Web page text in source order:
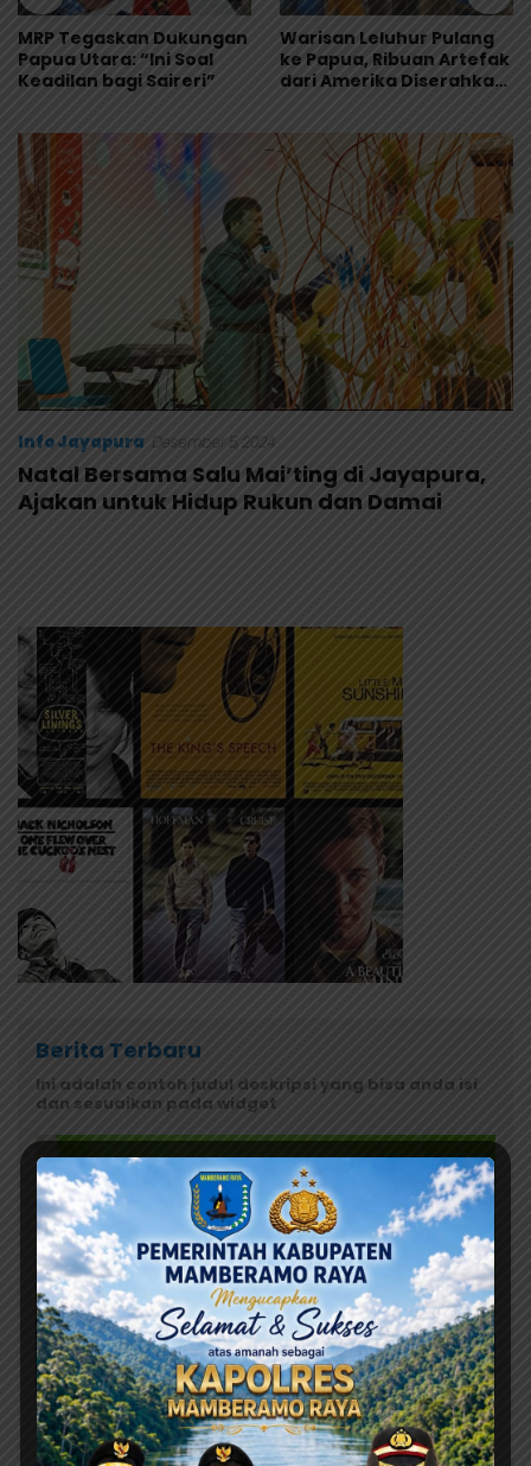
MRP Tegaskan Dukungan
Papua Utara: “Ini Soal
Keadilan bagi Saireri”
Warisan Leluhur Pulang
ke Papua, Ribuan Artefak
dari Amerika Diserahkan
Info Jayapura Desember 5, 2024
Natal Bersama Salu Mai’ting di Jayapura,
Ajakan untuk Hidup Rukun dan Damai
Berita Terbaru
Ini adalah contoh judul deskripsi yang bisa anda isi
dan sesuaikan pada widget
Agustus 7, 2026
Orang Tua Kecewa, Korban MBG Depapre
Dipulangkan Saat Masih Muntah dan Diare